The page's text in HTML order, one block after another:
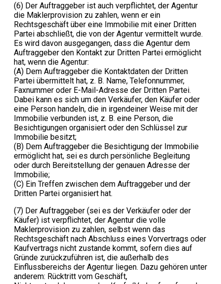
(6) Der Auftraggeber ist auch verpflichtet, der Agentur
die Maklerprovision zu zahlen, wenn er ein
Rechtsgeschäft über eine Immobilie mit einer Dritten
Partei abschließt, die von der Agentur vermittelt wurde.
Es wird davon ausgegangen, dass die Agentur dem
Auftraggeber den Kontakt zur Dritten Partei ermöglicht
hat, wenn die Agentur:
(A) Dem Auftraggeber die Kontaktdaten der Dritten
Partei übermittelt hat, z. B. Name, Telefonnummer,
Faxnummer oder E-Mail-Adresse der Dritten Partei.
Dabei kann es sich um den Verkäufer, den Käufer oder
eine Person handeln, die in irgendeiner Weise mit der
Immobilie verbunden ist, z. B. eine Person, die
Besichtigungen organisiert oder den Schlüssel zur
Immobilie besitzt;
(B) Dem Auftraggeber die Besichtigung der Immobilie
ermöglicht hat, sei es durch persönliche Begleitung
oder durch Bereitstellung der genauen Adresse der
Immobilie;
(C) Ein Treffen zwischen dem Auftraggeber und der
Dritten Partei organisiert hat.
(7) Der Auftraggeber (sei es der Verkäufer oder der
Käufer) ist verpflichtet, der Agentur die volle
Maklerprovision zu zahlen, selbst wenn das
Rechtsgeschäft nach Abschluss eines Vorvertrags oder
Kaufvertrags nicht zustande kommt, sofern dies auf
Gründe zurückzuführen ist, die außerhalb des
Einflussbereichs der Agentur liegen. Dazu gehören unter
anderem: Rücktritt vom Geschäft,